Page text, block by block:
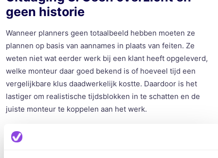
geen historie
Wanneer planners geen totaalbeeld hebben moeten ze
plannen op basis van aannames in plaats van feiten. Ze
weten niet wat eerder werk bij een klant heeft opgeleverd,
welke monteur daar goed bekend is of hoeveel tijd een
vergelijkbare klus daadwerkelijk kostte. Daardoor is het
lastiger om realistische tijdsblokken in te schatten en de
juiste monteur te koppelen aan het werk.
Het gevolg is dat planningen vaker te strak of juist te ruim
worden opgezet, fouten zich blijven herhalen en planners